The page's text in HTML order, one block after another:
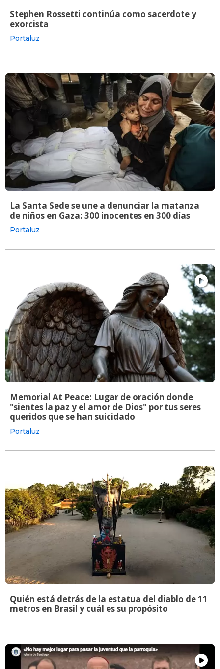
Stephen Rossetti continúa como sacerdote y
exorcista
Portaluz
La Santa Sede se une a denunciar la matanza
de niños en Gaza: 300 inocentes en 300 días
Portaluz
Memorial At Peace: Lugar de oración donde
"sientes la paz y el amor de Dios" por tus seres
queridos que se han suicidado
Portaluz
Quién está detrás de la estatua del diablo de 11
metros en Brasil y cuál es su propósito